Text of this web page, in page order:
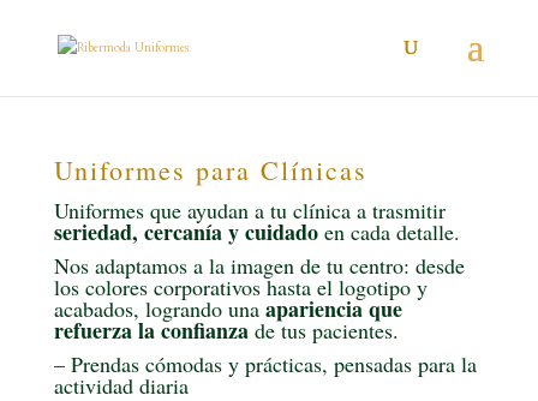
Uniformes para Clínicas
Uniformes que ayudan a tu clínica a trasmitir
seriedad, cercanía y cuidadoen cada detalle.
Nos adaptamos a la imagen de tu centro: desde
los colores corporativos hasta el logotipo y
acabados, logrando una apariencia que
refuerza la confianzade tus pacientes.
– Prendas cómodas y prácticas, pensadas para la
actividad diaria